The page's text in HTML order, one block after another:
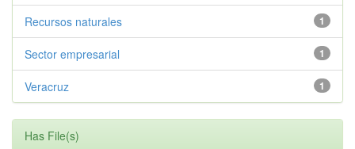
1
Recursos naturales
1
Sector empresarial
1
Veracruz
Has File(s)